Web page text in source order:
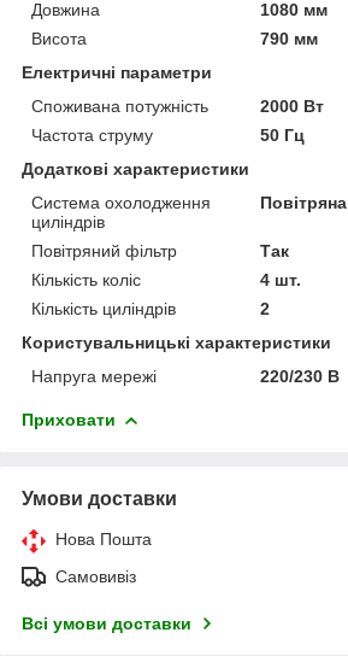
Довжина
1080 мм
Висота
790 мм
Електричні параметри
Споживана потужність
2000 Вт
Частота струму
50 Гц
Додаткові характеристики
Система охолодження
циліндрів
Повітряна
Повітряний фільтр
Так
Кількість коліс
4 шт.
Кількість циліндрів
2
Користувальницькі характеристики
Напруга мережі
220/230 В
Приховати
Умови доставки
Нова Пошта
Самовивіз
Всі умови доставки